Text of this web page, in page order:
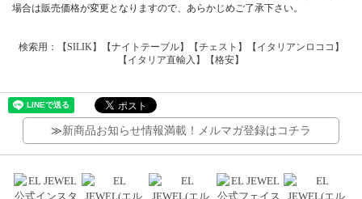
場合は販売価格が変更となりますので、あらかじめご了承下さい。
検索用：【SILIK】【ナイトテーブル】【チェスト】【イタリアンロココ】
【イタリア直輸入】【格安】
≫新商品お知らせ情報満載！メルマガ登録はコチラ